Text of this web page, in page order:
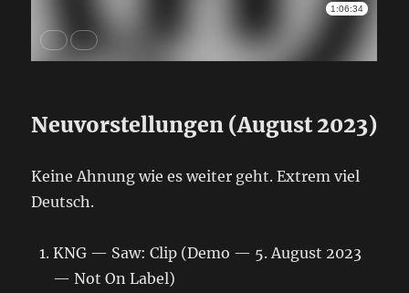
Neuvorstellungen (August 2023)
Keine Ahnung wie es weiter geht. Extrem viel
Deutsch.
KNG — Saw: Clip (Demo — 5. August 2023
— Not On Label)